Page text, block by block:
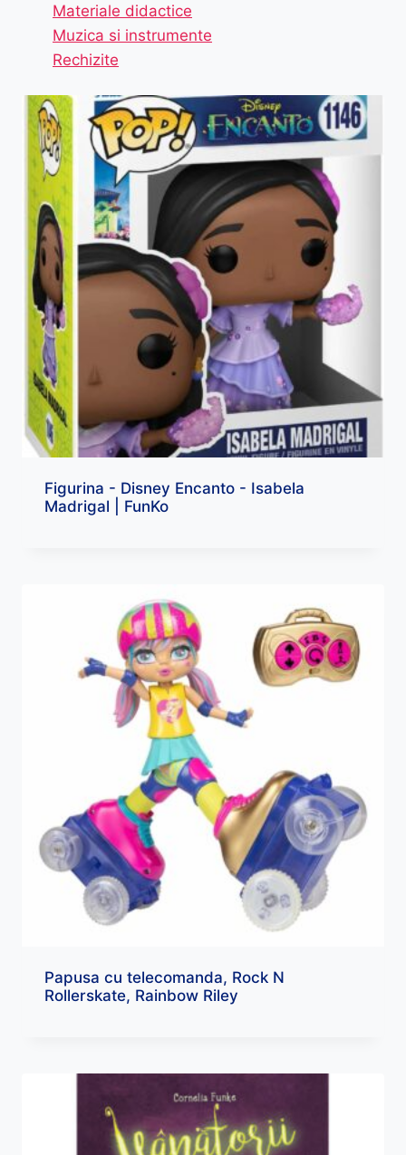
Materiale didactice
Muzica si instrumente
Rechizite
Figurina - Disney Encanto - Isabela
Madrigal | FunKo
Papusa cu telecomanda, Rock N
Rollerskate, Rainbow Riley